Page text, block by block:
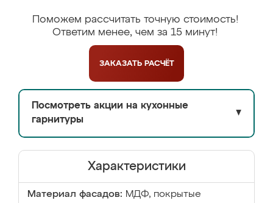
Поможем рассчитать точную стоимость!
Ответим менее, чем за 15 минут!
ЗАКАЗАТЬ РАСЧЁТ
Посмотреть акции на кухонные
гарнитуры
▼
Характеристики
Материал фасадов: МДФ, покрытые